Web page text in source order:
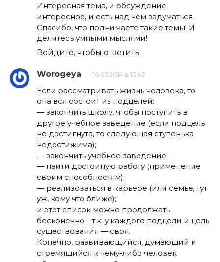
Интересная тема, и обсуждение
интересное, и есть над чем задуматься.
Спасибо, что поднимаете такие темы! И
делитесь умными мыслями!
Войдите, чтобы ответить
Worogeya 16.05.2014 в 13:43
Если рассматривать жизнь человека, то
она вся состоит из подцелей:
— закончить школу, чтобы поступить в
другое учебное заведение (если подцель
не достигнута, то следующая ступенька
недостижима);
— закончить учебное заведение;
— найти достойную работу (применение
своим способностям);
— реализоваться в карьере (или семье, тут
уж, кому что ближе);
и этот список можно продолжать
бесконечно… т.к. у каждого подцели и цель
существования — своя.
Конечно, развивающийся, думающий и
стремящийся к чему-либо человек